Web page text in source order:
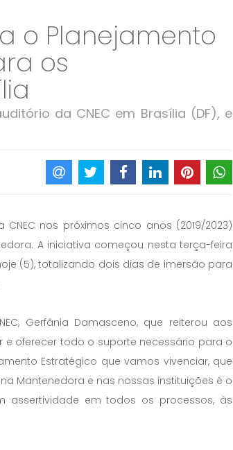
o Planejamento
os
da CNEC em Brasília (DF), e
nos próximos cinco anos (2019/2023)
A iniciativa começou nesta terça-feira
(5), totalizando dois dias de imersão para
Gerfânia Damasceno, que reiterou aos
oferecer todo o suporte necessário para o
Estratégico que vamos vivenciar, que
Mantenedora e nas nossas instituições é o
assertividade em todos os processos, às